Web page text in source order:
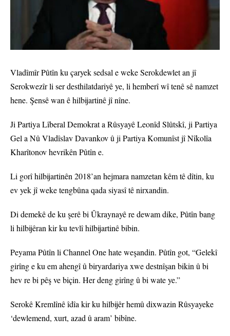
Vladîmîr Pûtîn ku çaryek sedsal e weke Serokdewlet an jî
Serokwezîr li ser desthilatdariyê ye, li hemberî wî tenê sê namzet
hene. Şensê wan ê hilbijartinê jî nîne.
Ji Partiya Lîberal Demokrat a Rûsyayê Leonîd Slûtskî, ji Partiya
Gel a Nû Vladîslav Davankov û ji Partiya Komunîst jî Nîkolîa
Kharîtonov hevrikên Pûtîn e.
Li gorî hilbijartinên 2018’an hejmara namzetan kêm tê dîtin, ku
ev yek jî weke tengbûna qada siyasî tê nirxandin.
Di demekê de ku şerê bi Ûkraynayê re dewam dike, Pûtîn bang
li hilbijêran kir ku tevlî hilbijartinê bibin.
Peyama Pûtîn li Channel One hate weşandin. Pûtîn got, “Gelekî
girîng e ku em ahengî û biryardariya xwe destnîşan bikin û bi
hev re bi pêş ve biçin. Her deng girîng û bi wate ye.”
Serokê Kremlînê îdîa kir ku hilbijêr hemû dixwazin Rûsyayeke
‘dewlemend, xurt, azad û aram’ bibîne.